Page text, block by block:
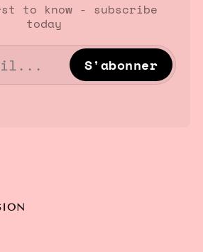
to know - subscribe
today
S'abonner